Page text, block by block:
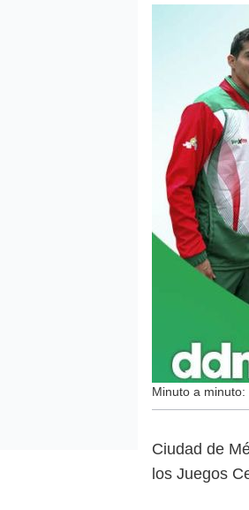
Minuto a
Ciudad de
los Juegos